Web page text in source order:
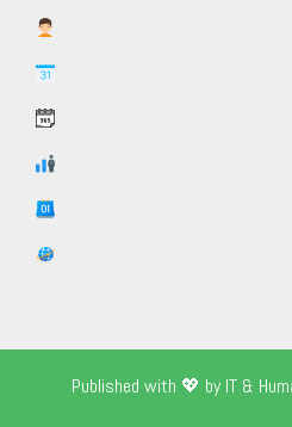
Published with 💖 by IT &